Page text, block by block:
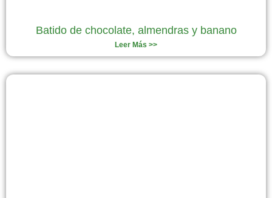
Batido de chocolate, almendras y banano
Leer Más >>